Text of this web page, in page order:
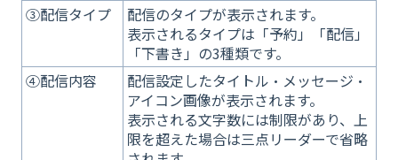
③配信タイプ
配信のタイプが表示されます。
表示されるタイプは「予約」「配信」
「下書き」の3種類です。
④配信内容
配信設定したタイトル・メッセージ・
アイコン画像が表示されます。
表示される文字数には制限があり、上
限を超えた場合は三点リーダーで省略